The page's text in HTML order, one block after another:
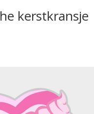
kerstkransje